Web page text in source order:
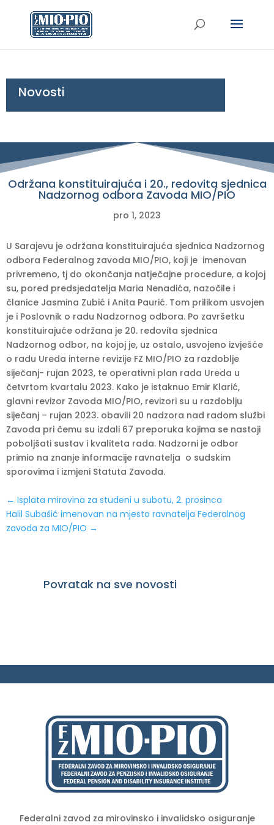
Novosti
Održana konstituirajuća i 20., redovita sjednica
Nadzornog odbora Zavoda MIO/PIO
pro 1, 2023
U Sarajevu je održana konstituirajuća sjednica Nadzornog
odbora Federalnog zavoda MIO/PIO, koji je imenovan
privremeno, tj do okončanja natječajne procedure, a kojoj
su, pored predsjedatelja Maria Nenadića, nazočile i
članice Jasmina Zubić i Anita Paurić. Tom prilikom usvojen
je i Poslovnik o radu Nadzornog odbora. Po završetku
konstituirajuće održana je 20. redovita sjednica
Nadzornog odbor, na kojoj je, uz ostalo, usvojeno izvješće
o radu Ureda interne revizije FZ MIO/PIO za razdoblje
siječanj- rujan 2023, te operativni plan rada Ureda u
četvrtom kvartalu 2023. Kako je istaknuo Emir Klarić,
glavni revizor Zavoda MIO/PIO, revizori su u razdoblju
siječanj – rujan 2023. obavili 20 nadzora nad radom službi
Zavoda pri čemu su izdali 67 preporuka kojima se nastoji
poboljšati sustav i kvaliteta rada. Nadzorni je odbor
primio na znanje informacije ravnatelja o sudskim
sporovima i izmjeni Statuta Zavoda.
← Isplata mirovina za studeni u subotu, 2. prosinca
Halil Subašić imenovan na mjesto ravnatelja Federalnog
zavoda za MIO/PIO →
Povratak na sve novosti
Federalni zavod za mirovinsko i invalidsko osiguranje